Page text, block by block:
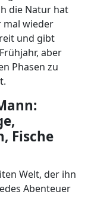
die Natur hat
mal wieder
und gibt
aber
Phasen zu
Fische
Welt, der ihn
Abenteuer